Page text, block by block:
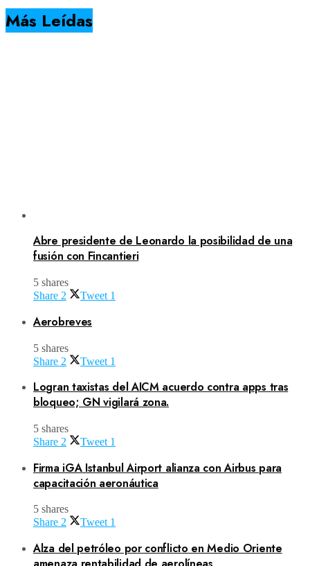
Más Leídas
Abre presidente de Leonardo la posibilidad de una
fusión con Fincantieri
5 shares
Share 2 Tweet 1
Aerobreves
5 shares
Share 2 Tweet 1
Logran taxistas del AICM acuerdo contra apps tras
bloqueo; GN vigilará zona.
5 shares
Share 2 Tweet 1
Firma iGA Istanbul Airport alianza con Airbus para
capacitación aeronáutica
5 shares
Share 2 Tweet 1
Alza del petróleo por conflicto en Medio Oriente